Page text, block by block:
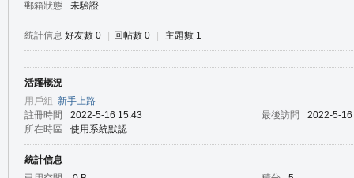
郵箱狀態
未驗證
統計信息 好友數 0 回帖數 0 主題數 1
活躍概況
用戶組 新手上路
註冊時間
2022-5-16 15:43 最後訪問
2022-5-
所在時區
使用系統默認
統計信息